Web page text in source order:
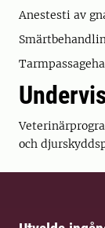
Anestesti av
och